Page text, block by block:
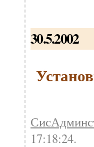
30.5.2002
17:18:24.